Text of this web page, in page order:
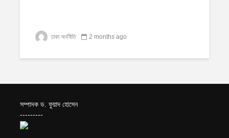
ঢাকা অর্থনীতি 2 months ago
সম্পাদক ড. ফুয়াদ হোসেন
---------